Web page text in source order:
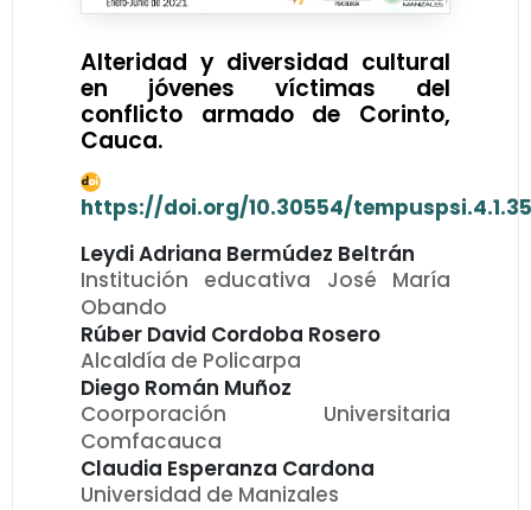
Alteridad y diversidad cultural
en jóvenes víctimas del
conflicto armado de Corinto,
Cauca.
https://doi.org/10.30554/
Leydi Adriana Bermúdez Beltrán
Institución educativa José María
Obando
Rúber David Cordoba Rosero
Alcaldía de Policarpa
Diego Román Muñoz
Coorporación Universitaria
Comfacauca
Claudia Esperanza Cardona
Universidad de Manizales